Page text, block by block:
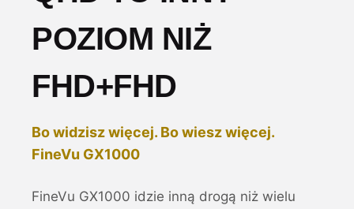
POZIOM NIŻ
FHD+FHD
Bo widzisz więcej. Bo wiesz więcej.
FineVu GX1000
FineVu GX1000 idzie inną drogą niż wielu